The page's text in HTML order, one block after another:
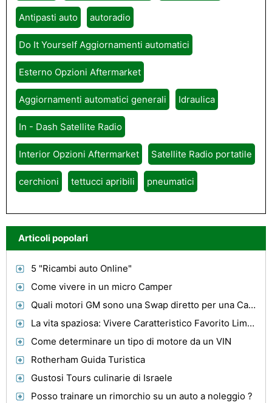
Antipasti auto autoradio
Do It Yourself Aggiornamenti automatici
Esterno Opzioni Aftermarket
Aggiornamenti automatici generali Idraulica
In - Dash Satellite Radio
Interior Opzioni Aftermarket Satellite Radio portatile
cerchioni tettucci apribili pneumatici
Articoli popolari
5 "Ricambi auto Online"
Come vivere in un micro Camper
Quali motori GM sono una Swap diretto per una Camaro 1985 con una 2.8 V6?
La vita spaziosa: Vivere Caratteristico Favorito Limousine "
Come determinare un tipo di motore da un VIN
Rotherham Guida Turistica
Gustosi Tours culinarie di Israele
Posso trainare un rimorchio su un auto a noleggio ?